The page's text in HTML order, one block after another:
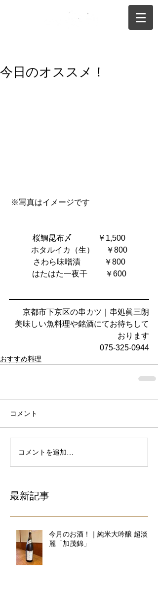
今日のオススメ！
※写真はイメージです
桜鯛昆布〆　         ￥1,500
ホタルイカ（生）      ￥800
さわら味噌漬            ￥800
はたはた一夜干         ￥600
京都市下京区の串カツ｜串処眞三朗
美味しい魚料理や銘酒にてお待ちして
おります
075-325-0944
おすすめ料理
コメント
コメントを追加…
最新記事
今月のお酒！｜純米大吟醸 超淡
麗「加茂錦」